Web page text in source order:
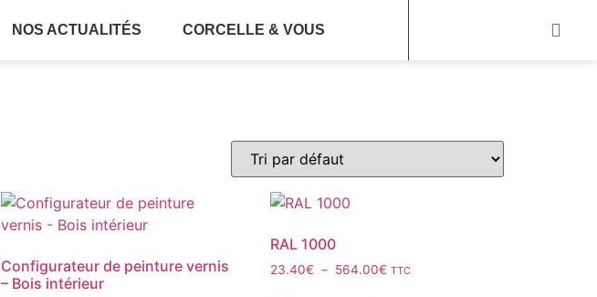
NOS ACTUALITÉS CORCELLE & VOUS
Configurateur de peinture vernis
– Bois intérieur
RAL 1000
23.40€ – 564.00€ TTC